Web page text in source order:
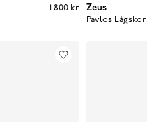
1 800 kr
1 800 kr
Zeus
Pavlos Lågskor